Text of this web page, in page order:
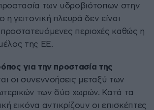
των υδροβιότοπων στην
γειτονική πλευρά δεν είναι
προστατευόμενες περιοχές καθώς η
της ΕΕ.
για την προστασία της
οι συνεννοήσεις μεταξύ των
των δύο χωρών. Κατά τα
εικόνα αντικρίζουν οι επισκέπτες